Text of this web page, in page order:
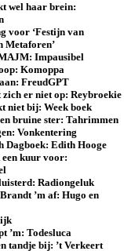
wel haar brein:
voor ‘Festijn van
Metaforen’
Impausibel
Komoppa
FreudGPT
er niet op: Reybroekie
niet bij: Week boek
bruine ster: Tahrimmen
Vonkentering
Dagboek: Edith Hooge
kuur voor:
Radiongeluk
’m af: Hugo en
’m: Todesluca
tandje bij: ’t Verkeert